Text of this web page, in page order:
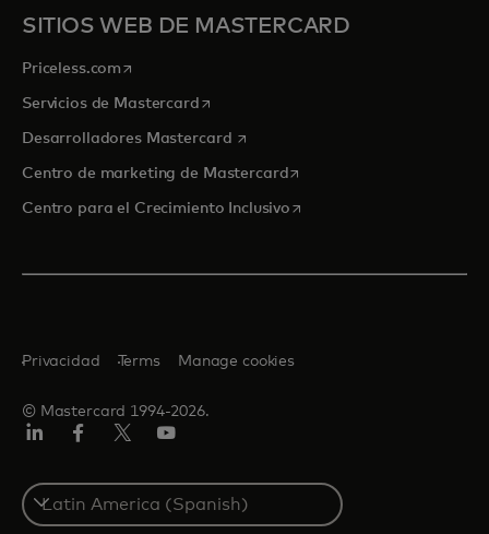
SITIOS WEB DE MASTERCARD
Priceless.com se abre en una pestaña nueva
Servicios de Mastercardse abre en una pestaña nueva
Desarrolladores Mastercard se abre en una pestaña nueva
Centro de marketing de Mastercardse abre en una pestaña
Centro para el Crecimiento Inclusivose abre en una pestaña
© Mastercard 1994-2026.
Privacidad Terms Manage cookies
Select
a
country